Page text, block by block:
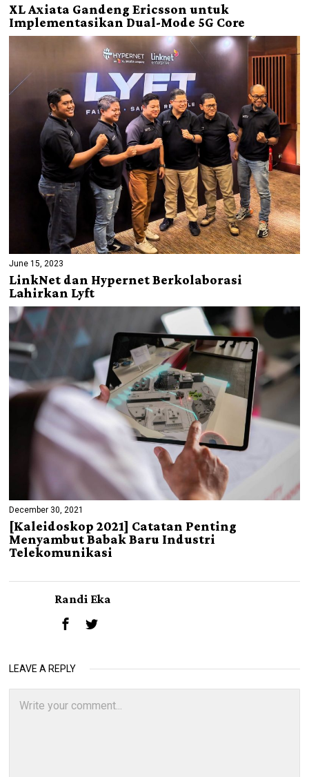
XL Axiata Gandeng Ericsson untuk
Implementasikan Dual-Mode 5G Core
June 15, 2023
LinkNet dan Hypernet Berkolaborasi
Lahirkan Lyft
December 30, 2021
[Kaleidoskop 2021] Catatan Penting
Menyambut Babak Baru Industri
Telekomunikasi
Randi Eka
LEAVE A REPLY